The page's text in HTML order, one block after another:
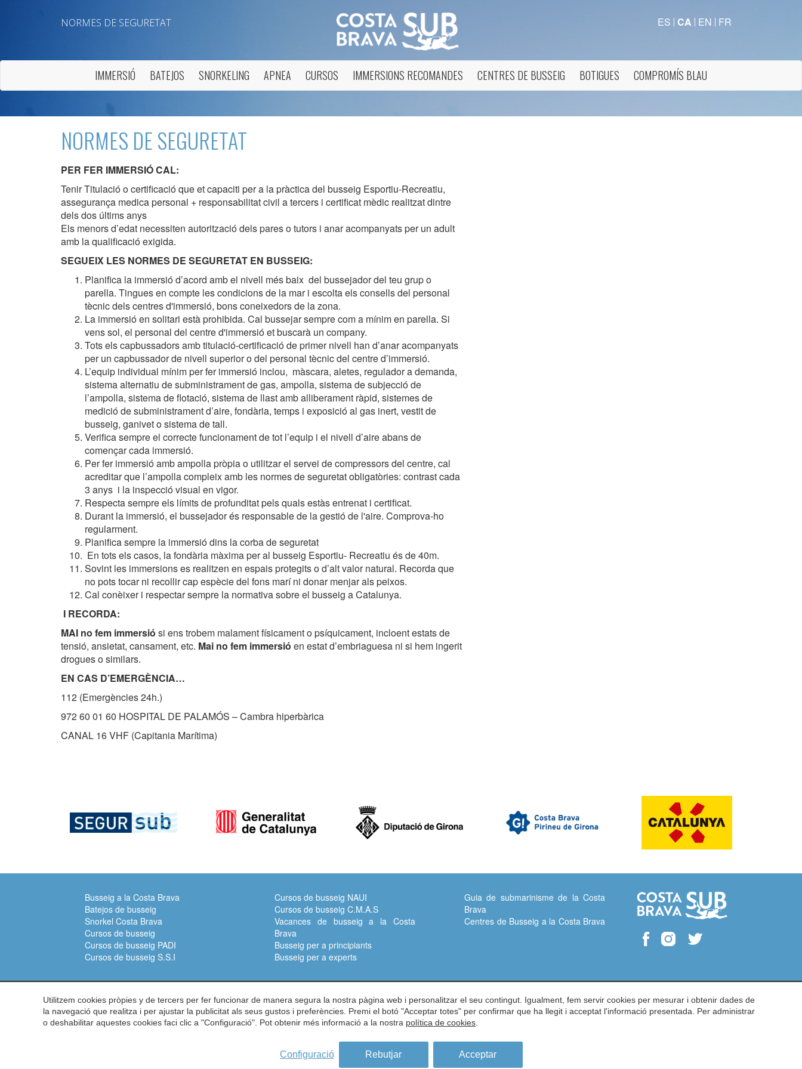
NORMES DE SEGURETAT ES CA EN FR
IMMERSIÓ BATEJOS SNORKELING APNEA CURSOS IMMERSIONS RECOMANDES CENTRES DE BUSSEIG BOTIGUES COMPROMÍS BLAU
NORMES DE SEGURETAT
PER FER IMMERSIÓ CAL:
Tenir Titulació o certificació que et capaciti per a la pràctica del busseig Esportiu-Recreatiu,
assegurança medica personal + responsabilitat civil a tercers i certificat mèdic realitzat dintre
dels dos últims anys
Els menors d’edat necessiten autorització dels pares o tutors i anar acompanyats per un adult
amb la qualificació exigida.
SEGUEIX LES NORMES DE SEGURETAT EN BUSSEIG:
Planifica la immersió d’acord amb el nivell més baix del bussejador del teu grup o
parella. Tingues en compte les condicions de la mar i escolta els consells del personal
tècnic dels centres d'immersió, bons coneixedors de la zona.
La immersió en solitari està prohibida. Cal bussejar sempre com a mínim en parella. Si
vens sol, el personal del centre d'immersió et buscarà un company.
Tots els capbussadors amb titulació-certificació de primer nivell han d’anar acompanyats
per un capbussador de nivell superior o del personal tècnic del centre d’immersió.
L’equip individual mínim per fer immersió inclou, màscara, aletes, regulador a demanda,
sistema alternatiu de subministrament de gas, ampolla, sistema de subjecció de
l’ampolla, sistema de flotació, sistema de llast amb alliberament ràpid, sistemes de
medició de subministrament d’aire, fondària, temps i exposició al gas inert, vestit de
busseig, ganivet o sistema de tall.
Verifica sempre el correcte funcionament de tot l’equip i el nivell d’aire abans de
començar cada immersió.
Per fer immersió amb ampolla pròpia o utilitzar el servei de compressors del centre, cal
acreditar que l’ampolla compleix amb les normes de seguretat obligatòries: contrast cada
3 anys i la inspecció visual en vigor.
Respecta sempre els límits de profunditat pels quals estàs entrenat i certificat.
Durant la immersió, el bussejador és responsable de la gestió de l'aire. Comprova-ho
regularment.
Planifica sempre la immersió dins la corba de seguretat
En tots els casos, la fondària màxima per al busseig Esportiu- Recreatiu és de 40m.
Sovint les immersions es realitzen en espais protegits o d’alt valor natural. Recorda que
no pots tocar ni recollir cap espècie del fons marí ni donar menjar als peixos.
Cal conèixer i respectar sempre la normativa sobre el busseig a Catalunya.
I RECORDA:
MAI no fem immersió si ens trobem malament físicament o psíquicament, incloent estats de
tensió, ansietat, cansament, etc. Mai no fem immersió en estat d’embriaguesa ni si hem ingerit
drogues o similars.
EN CAS D’EMERGÈNCIA…
112 (Emergències 24h.)
972 60 01 60 HOSPITAL DE PALAMÓS – Cambra hiperbàrica
CANAL 16 VHF (Capitania Marítima)
Busseig a la Costa Brava
Batejos de busseig
Snorkel Costa Brava
Cursos de busseig
Cursos de busseig PADI
Cursos de busseig S.S.I
Cursos de busseig NAUI
Cursos de busseig C.M.A.S
Vacances de busseig a la Costa
Brava
Busseig per a principiants
Busseig per a experts
Guia de submarinisme de la Costa
Brava
Centres de Busseig a la Costa Brava
Adreça: Carrer del Turisme, 1 - Vall-llobrega -Girona -ES -17253
Telèfon: 972 60 00 17 -Fax: 972 60 01 12 -info@subcostabrava.com
Política de Privacitat
Condicions d'ús de la web
Utilitzem cookies pròpies y de tercers per fer funcionar de manera segura la nostra pàgina web i personalitzar el seu contingut. Igualment, fem servir cookies per mesurar i obtenir dades de
la navegació que realitza i per ajustar la publicitat als seus gustos i preferències. Premi el botó "Acceptar totes" per confirmar que ha llegit i acceptat l'informació presentada. Per administrar
o deshabilitar aquestes cookies faci clic a "Configuració". Pot obtenir més informació a la nostra política de cookies
Configuració Rebutjar Acceptar
de les mateixes. L'usuari té la possibilitat de configurar el navegador podent, si així ho
compte que aquesta acció podrà ocasionar dificultats de navegació de la pàgina web.
Analítiques i personalització
Permeten fer el seguiment i l'anàlisi del comportament dels usuaris d'aquest lloc web.
La informació recollida mitjançant aquest tipus de cookies s'utilitza en el mesurament
de l'activitat del web per a l'elaboració de perfils de navegació dels usuaris per
introduir millores en funció de l'anàlisi de les dades d'ús que fan els usuaris del servei.
Permeten desar la informació de preferència de l'usuari per millorar la qualitat dels
nostres serveis i oferir una millor experiència a través de productes recomanats.
Marketing i publicitat
preferències i les eleccions personals de l'usuari a través de l'observació continuada
navegació al lloc web i mostrar publicitat relacionada amb el perfil de navegació de
l'usuari.